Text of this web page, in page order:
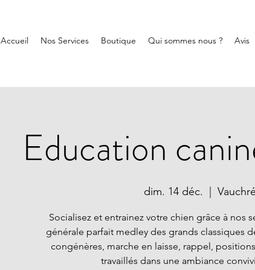
Accueil Nos Services Boutique Qui sommes nous ? Avis
Education
dim. 14 déc.
Socialisez et entrainez votre chien grâce à nos
générale parfait medley des grands classiques
congénères, marche en laisse, rappel,
travaillés dans une ambiance